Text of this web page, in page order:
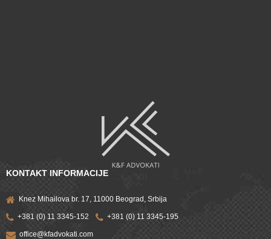
KONTAKT INFORMACIJE
Knez Mihailova br. 17, 11000 Beograd, Srbija
+381 (0) 11 3345-152 +381 (0) 11 3345-195
office@kfadvokati.com